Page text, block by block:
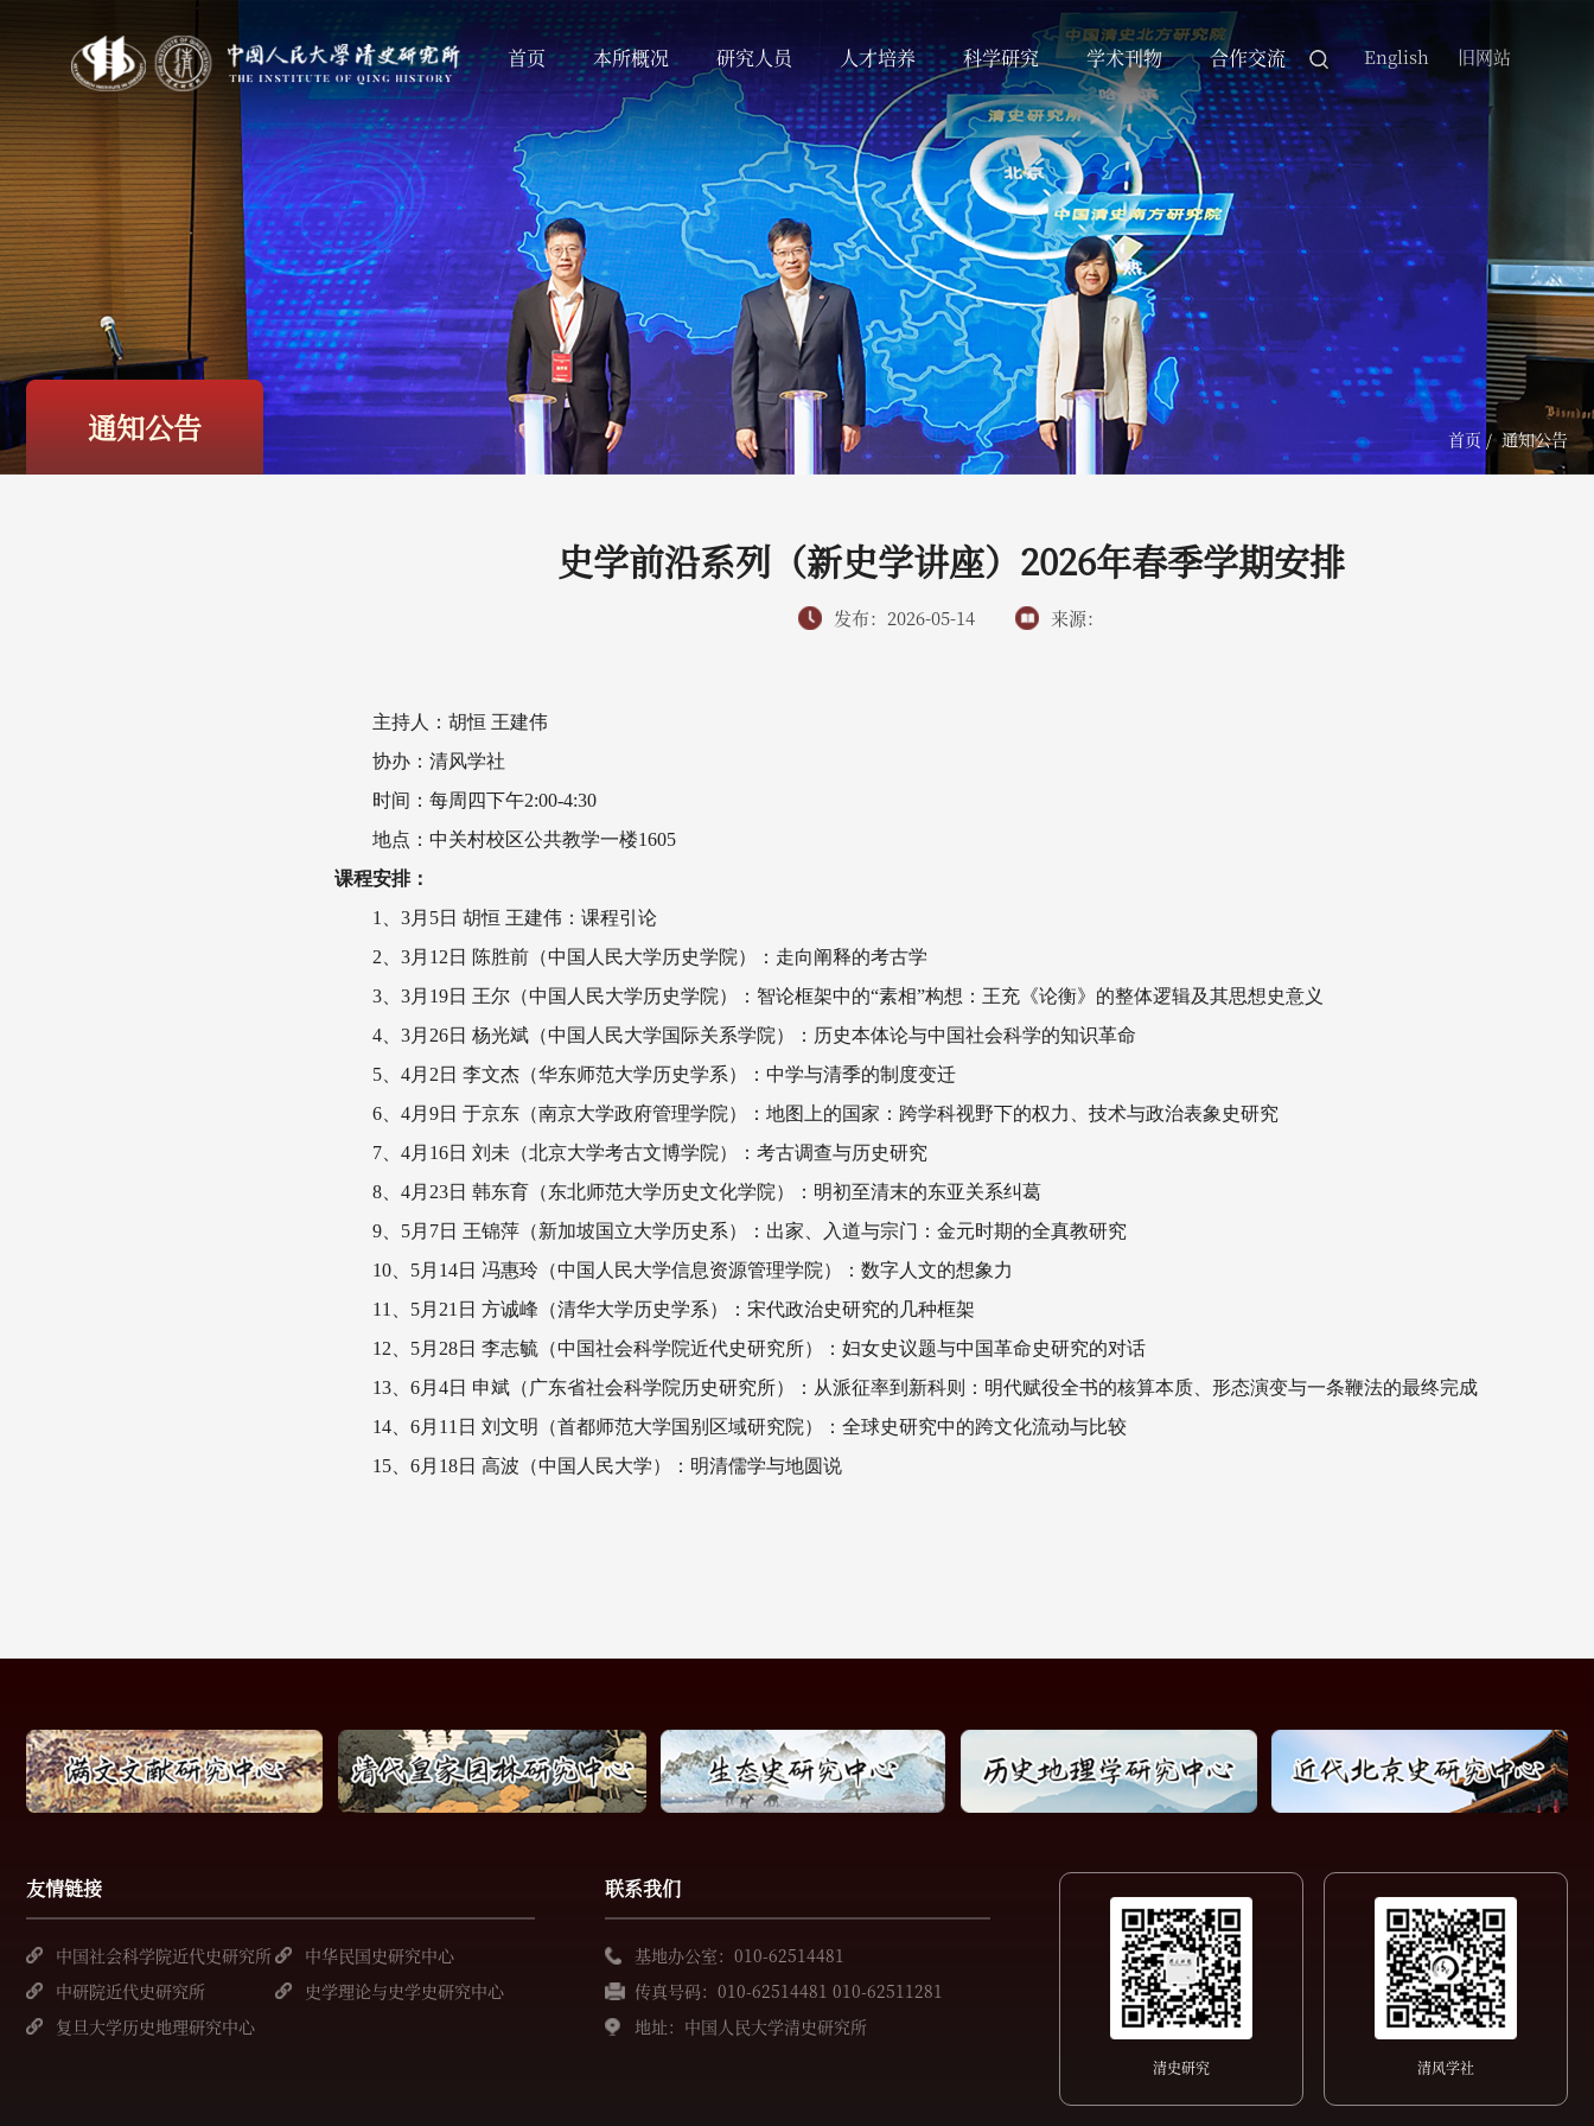
首页 本所概况 研究人员 人才培养 科学研究 学术刊物 合作交流 English 旧网站
通知公告 首页 /通知公告
史学前沿系列（新史学讲座）2026年春季学期安排
发布：2026-05-14 来源：
主持人：胡恒 王建伟
协办：清风学社
时间：每周四下午2:00-4:30
地点：中关村校区公共教学一楼1605
课程安排：
1、3月5日 胡恒 王建伟：课程引论
2、3月12日 陈胜前（中国人民大学历史学院）：走向阐释的考古学
3、3月19日 王尔（中国人民大学历史学院）：智论框架中的“素相”构想：王充《论衡》的整体逻辑及其思想史意义
4、3月26日 杨光斌（中国人民大学国际关系学院）：历史本体论与中国社会科学的知识革命
5、4月2日 李文杰（华东师范大学历史学系）：中学与清季的制度变迁
6、4月9日 于京东（南京大学政府管理学院）：地图上的国家：跨学科视野下的权力、技术与政治表象史研究
7、4月16日 刘未（北京大学考古文博学院）：考古调查与历史研究
8、4月23日 韩东育（东北师范大学历史文化学院）：明初至清末的东亚关系纠葛
9、5月7日 王锦萍（新加坡国立大学历史系）：出家、入道与宗门：金元时期的全真教研究
10、5月14日 冯惠玲（中国人民大学信息资源管理学院）：数字人文的想象力
11、5月21日 方诚峰（清华大学历史学系）：宋代政治史研究的几种框架
12、5月28日 李志毓（中国社会科学院近代史研究所）：妇女史议题与中国革命史研究的对话
13、6月4日 申斌（广东省社会科学院历史研究所）：从派征率到新科则：明代赋役全书的核算本质、形态演变与一条鞭法的最终完成
14、6月11日 刘文明（首都师范大学国别区域研究院）：全球史研究中的跨文化流动与比较
15、6月18日 高波（中国人民大学）：明清儒学与地圆说
友情链接
中国社会科学院近代史研究所
中华民国史研究中心
中研院近代史研究所
史学理论与史学史研究中心
复旦大学历史地理研究中心
联系我们
基地办公室：010-62514481
传真号码：010-62514481 010-62511281
地址：中国人民大学清史研究所
清史研究 清风学社